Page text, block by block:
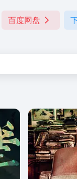
百度网盘